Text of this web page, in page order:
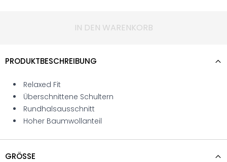
IN DEN WARENKORB
PRODUKTBESCHREIBUNG
Relaxed Fit
Überschnittene Schultern
Rundhalsausschnitt
Hoher Baumwollanteil
GRÖSSE